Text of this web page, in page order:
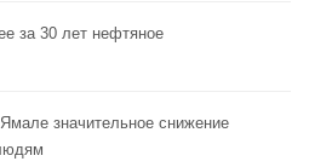
за 30 лет нефтяное
значительное снижение